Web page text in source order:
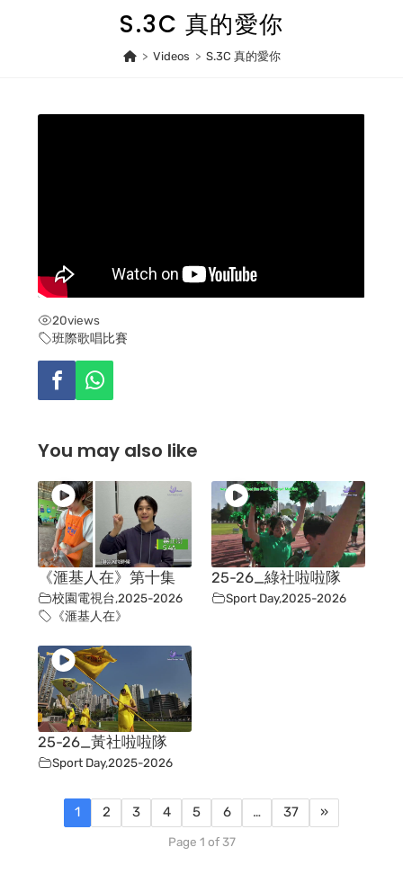
S.3C 真的愛你
> Videos > S.3C 真的愛你
20views
班際歌唱比賽
You may also like
《滙基人在》第十集
校園電視台,2025-2026
《滙基人在》
25-26_綠社啦啦隊
Sport Day,2025-2026
25-26_黃社啦啦隊
Sport Day,2025-2026
1 2 3 4 5 6 … 37 »
Page 1 of 37